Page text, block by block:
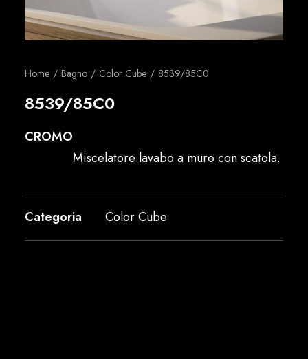
Italiano
Home Bagno Color Cube 8539/85C0
8539/85C0
CROMO
Miscelatore lavabo a muro con scatola.
Categoria Color Cube